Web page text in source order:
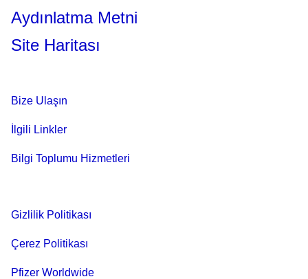
Aydınlatma Metni
Site Haritası
Bize Ulaşın
İlgili Linkler
Bilgi Toplumu Hizmetleri
Gizlilik Politikası
Çerez Politikası
Pfizer Worldwide